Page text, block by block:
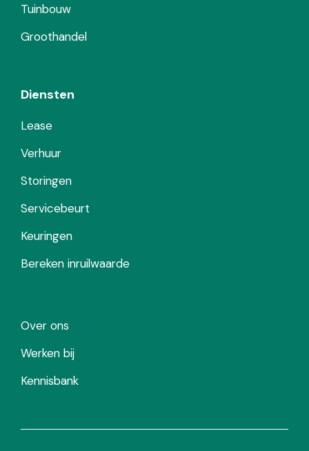
Tuinbouw
Groothandel
Diensten
Lease
Verhuur
Storingen
Servicebeurt
Keuringen
Bereken inruilwaarde
Over ons
Werken bij
Kennisbank